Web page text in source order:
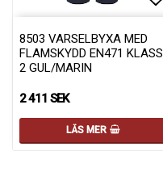
8503 VARSELBYXA MED
FLAMSKYDD EN471 KLASS
2 GUL/MARIN
2 411 SEK
LÄS MER